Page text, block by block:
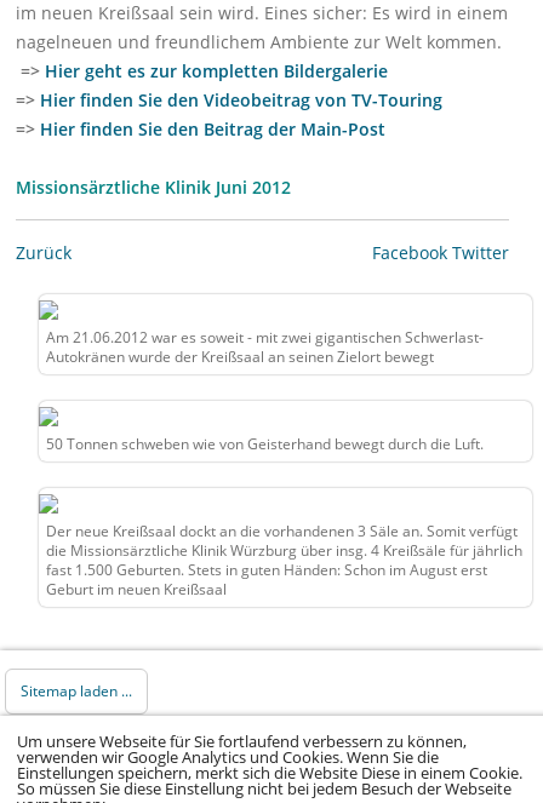
im neuen Kreißsaal sein wird. Eines sicher: Es wird in einem
nagelneuen und freundlichem Ambiente zur Welt kommen.
=> Hier geht es zur kompletten Bildergalerie
=> Hier finden Sie den Videobeitrag von TV-Touring
=> Hier finden Sie den Beitrag der Main-Post
Missionsärztliche Klinik Juni 2012
Zurück Facebook Twitter
Am 21.06.2012 war es soweit - mit zwei gigantischen Schwerlast-
Autokränen wurde der Kreißsaal an seinen Zielort bewegt
50 Tonnen schweben wie von Geisterhand bewegt durch die Luft.
Der neue Kreißsaal dockt an die vorhandenen 3 Säle an. Somit verfügt
die Missionsärztliche Klinik Würzburg über insg. 4 Kreißsäle für jährlich
fast 1.500 Geburten. Stets in guten Händen: Schon im August erst
Geburt im neuen Kreißsaal
Sitemap laden ...
© 2026 Klinikum Würzburg Mitte gGmbH •
Impressum•Datenschutz•Datenschutz Social
Um unsere Webseite für Sie fortlaufend verbessern zu können,
verwenden wir Google Analytics und Cookies. Wenn Sie die
Einstellungen speichern, merkt sich die Website Diese in einem Cookie.
So müssen Sie diese Einstellung nicht bei jedem Besuch der Webseite